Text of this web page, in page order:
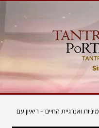
מיניות ואנרגיית החיים – ריאיון עם